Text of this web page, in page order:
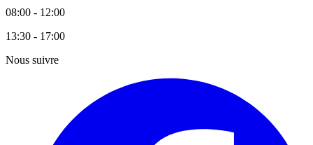
08:00 - 12:00
13:30 - 17:00
Nous suivre